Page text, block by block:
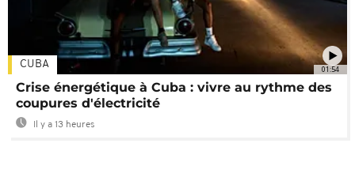
01:54
CUBA
Crise énergétique à Cuba : vivre au rythme des
coupures d'électricité
Il y a 13 heures